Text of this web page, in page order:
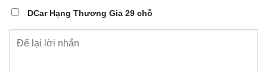
DCar Hạng Thương Gia 29 chỗ